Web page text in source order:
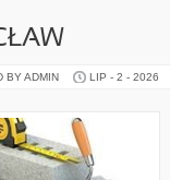
BY ADMIN LIP - 2 - 2026